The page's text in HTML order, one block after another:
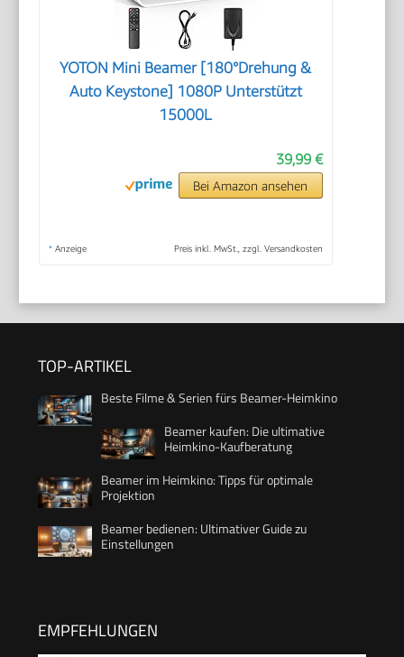
YOTON Mini Beamer [180°Drehung &
Auto Keystone] 1080P Unterstützt
15000L
39,99 €
Bei Amazon ansehen
* Anzeige Preis inkl. MwSt., zzgl. Versandkosten
TOP-ARTIKEL
Beste Filme & Serien fürs Beamer-Heimkino
Beamer kaufen: Die ultimative
Heimkino-Kaufberatung
Beamer im Heimkino: Tipps für optimale
Projektion
Beamer bedienen: Ultimativer Guide zu
Einstellungen
EMPFEHLUNGEN